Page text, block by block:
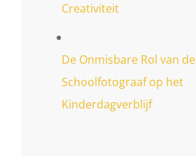
Creativiteit
De Onmisbare Rol van de
Schoolfotograaf op het
Kinderdagverblijf